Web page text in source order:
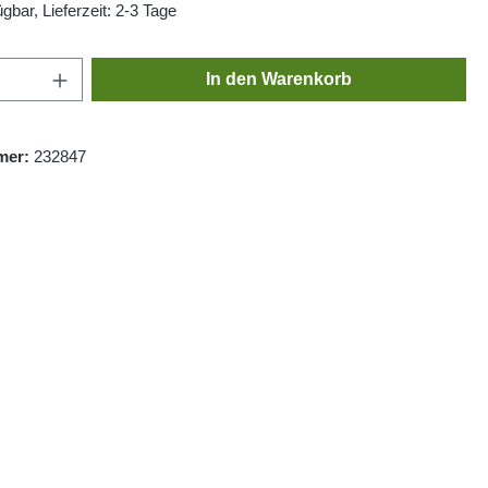
Lieferzeit: 2-3 Tage
Anzahl: Gib den gewünschten Wert ein
In den Warenkorb
232847